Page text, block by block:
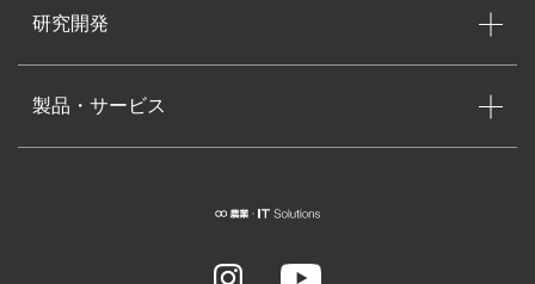
研究開発
製品・サービス